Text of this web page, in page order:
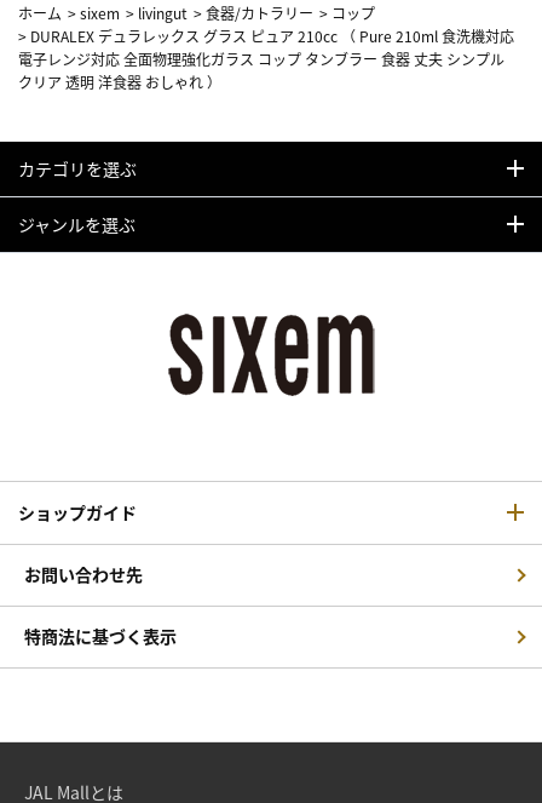
ホーム >sixem > livingut >食器/カトラリー > コップ
> DURALEX デュラレックス グラス ピュア 210cc （ Pure 210ml 食洗機対応
電子レンジ対応 全面物理強化ガラス コップ タンブラー 食器 丈夫 シンプル
クリア 透明 洋食器 おしゃれ ）
カテゴリを選ぶ
ジャンルを選ぶ
ショップガイド
お問い合わせ先
特商法に基づく表示
JAL Mallとは